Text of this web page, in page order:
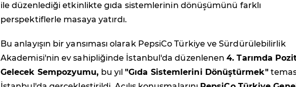
ile düzenlediği etkinlikte gıda sistemlerinin dönüşümünü farklı
perspektiflerle masaya yatırdı.
Bu anlayışın bir yansıması olarak PepsiCo Türkiye ve Sürdürülebilirlik
Akademisi'nin ev sahipliğinde İstanbul'da düzenlenen4. Tarımda
Gelecek Sempozyumu, bu yıl"Gıda Sistemlerini Dönüştürmek"